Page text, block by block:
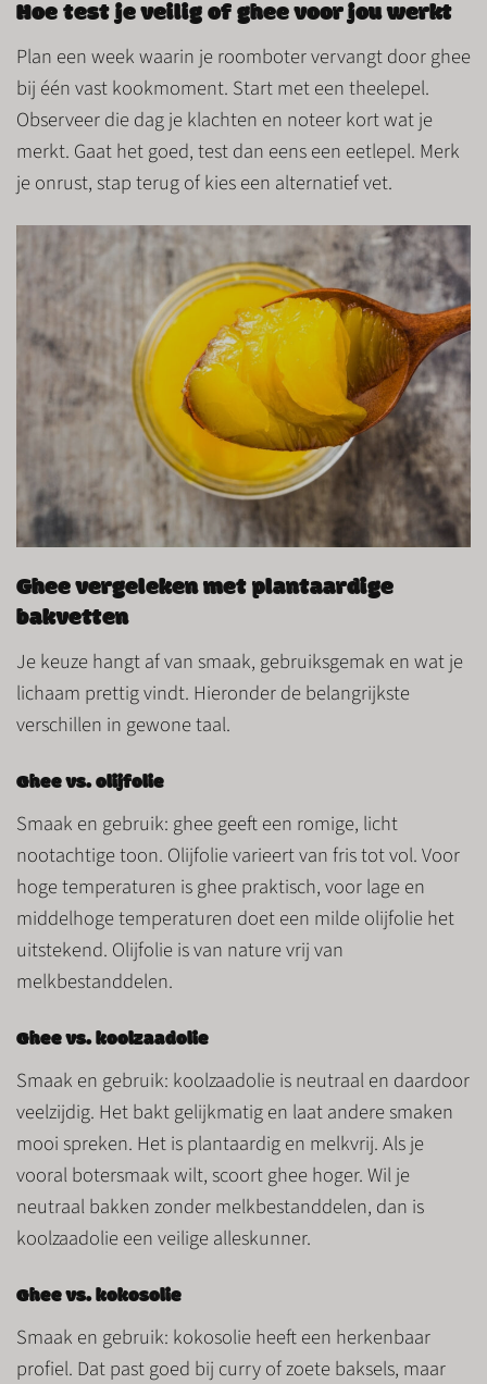
Hoe test je veilig of ghee voor jou werkt
Plan een week waarin je roomboter vervangt door ghee
bij één vast kookmoment. Start met een theelepel.
Observeer die dag je klachten en noteer kort wat je
merkt. Gaat het goed, test dan eens een eetlepel. Merk
je onrust, stap terug of kies een alternatief vet.
Ghee vergeleken met plantaardige
bakvetten
Je keuze hangt af van smaak, gebruiksgemak en wat je
lichaam prettig vindt. Hieronder de belangrijkste
verschillen in gewone taal.
Ghee vs. olijfolie
Smaak en gebruik: ghee geeft een romige, licht
nootachtige toon. Olijfolie varieert van fris tot vol. Voor
hoge temperaturen is ghee praktisch, voor lage en
middelhoge temperaturen doet een milde olijfolie het
uitstekend. Olijfolie is van nature vrij van
melkbestanddelen.
Ghee vs. koolzaadolie
Smaak en gebruik: koolzaadolie is neutraal en daardoor
veelzijdig. Het bakt gelijkmatig en laat andere smaken
mooi spreken. Het is plantaardig en melkvrij. Als je
vooral botersmaak wilt, scoort ghee hoger. Wil je
neutraal bakken zonder melkbestanddelen, dan is
koolzaadolie een veilige alleskunner.
Ghee vs. kokosolie
Smaak en gebruik: kokosolie heeft een herkenbaar
profiel. Dat past goed bij curry of zoete baksels, maar